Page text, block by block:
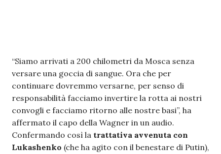
“Siamo arrivati a 200 chilometri da Mosca senza
versare una goccia di sangue. Ora che per
continuare dovremmo versarne, per senso di
responsabilità facciamo invertire la rotta ai nostri
convogli e facciamo ritorno alle nostre basi”, ha
affermato il capo della Wagner in un audio.
Confermando così la trattativa avvenuta con
Lukashenko (che ha agito con il benestare di Putin),